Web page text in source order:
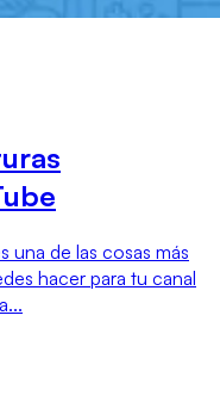
una de las cosas más
hacer para tu canal